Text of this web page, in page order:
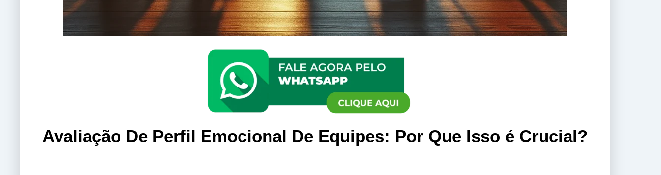
Avaliação De Perfil Emocional De Equipes: Por Que Isso é Crucial?